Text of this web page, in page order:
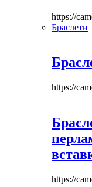
https://
Браслети
https://
https://